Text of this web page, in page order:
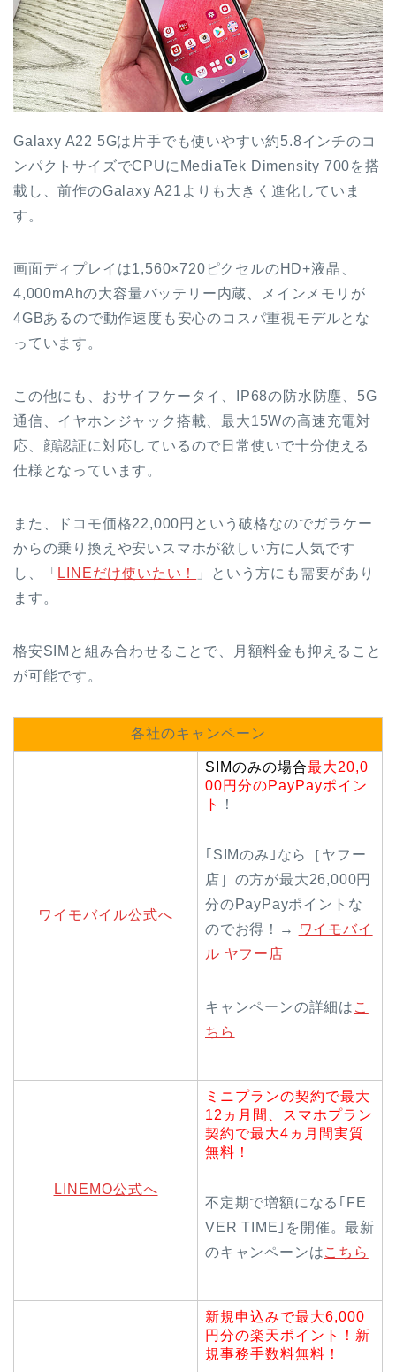
Galaxy A22 5Gは片手でも使いやすい約5.8インチのコ
ンパクトサイズでCPUにMediaTek Dimensity 700を搭
載し、前作のGalaxy A21よりも大きく進化していま
す。
画面ディプレイは1,560×720ピクセルのHD+液晶、
4,000mAhの大容量バッテリー内蔵、メインメモリが
4GBあるので動作速度も安心のコスパ重視モデルとな
っています。
この他にも、おサイフケータイ、IP68の防水防塵、5G
通信、イヤホンジャック搭載、最大15Wの高速充電対
応、顔認証に対応しているので日常使いで十分使える
仕様となっています。
また、ドコモ価格22,000円という破格なのでガラケー
からの乗り換えや安いスマホが欲しい方に人気です
し、「 LINEだけ使いたい！
」という方にも需要があり
ます。
格安SIMと組み合わせることで、月額料金も抑えること
が可能です。
各社のキャンペーン
ワイモバイル公式へ
SIMのみの場合最大20,0
00円分のPayPayポイン
ト
！
｢SIMのみ｣なら［ヤフー
店］の方が最大26,000円
分のPayPayポイントな
のでお得！→
ワイモバイ
ル ヤフー店
キャンペーンの詳細は こ
ちら
LINEMO公式へ
ミニプランの契約で最大
12ヵ月間、スマホプラン
契約で最大4ヵ月間実質
無料！
不定期で増額になる｢FE
VER TIME｣を開催。最新
のキャンペーンはこちら
新規申込みで最大6,000
円分の楽天ポイント！新
規事務手数料無料！